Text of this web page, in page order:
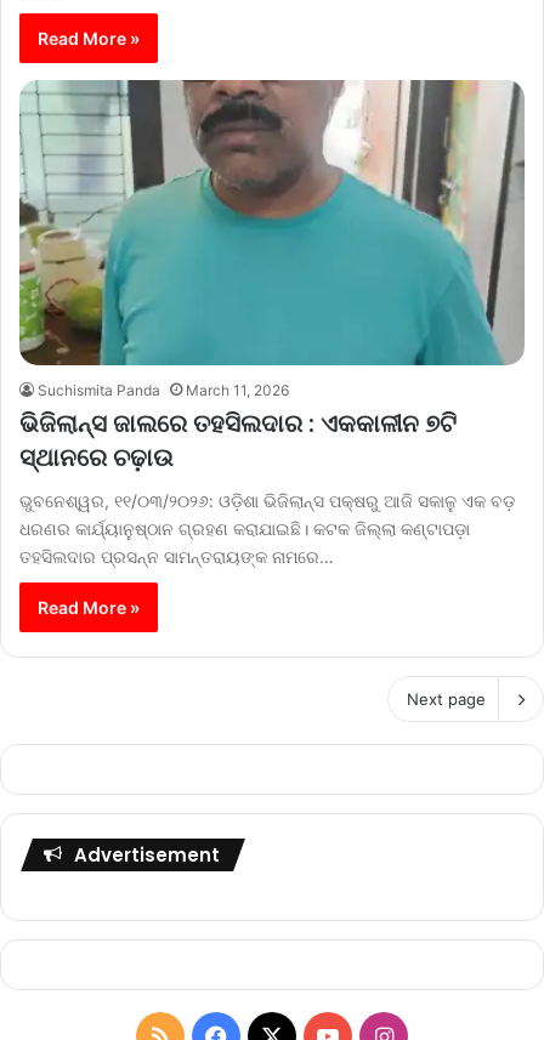
Read More »
Suchismita Panda March 11, 2026
ଭିଜିଲାନ୍ସ ଜାଲରେ ତହସିଲଦାର : ଏକକାଳୀନ ୭ଟି
ସ୍ଥାନରେ ଚଢ଼ାଉ
ଭୁବନେଶ୍ୱର, ୧୧/୦୩/୨୦୨୬: ଓଡ଼ିଶା ଭିଜିଲାନ୍ସ ପକ୍ଷରୁ ଆଜି ସକାଳୁ ଏକ ବଡ଼
ଧରଣର କାର୍ଯ୍ୟାନୁଷ୍ଠାନ ଗ୍ରହଣ କରାଯାଇଛି। କଟକ ଜିଲ୍ଲା କଣ୍ଟାପଡ଼ା
ତହସିଲଦାର ପ୍ରସନ୍ନ ସାମନ୍ତରାୟଙ୍କ ନାମରେ…
Read More »
Next page
Advertisement